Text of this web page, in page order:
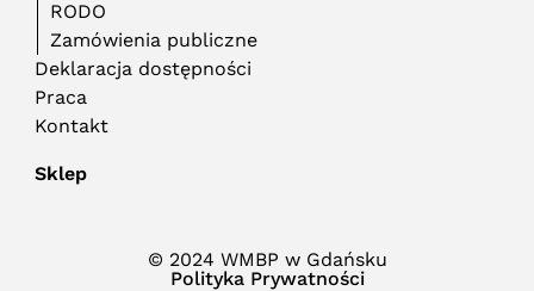
RODO
Zamówienia publiczne
Deklaracja dostępności
Praca
Kontakt
Sklep
© 2024 WMBP w Gdańsku
Polityka Prywatności